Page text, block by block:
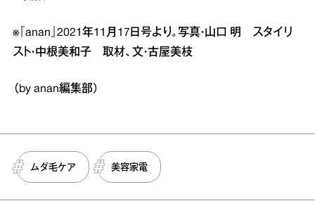
※『anan』2021年11月17日号より。写真・山口 明 スタイリ
スト・中根美和子 取材、文・古屋美枝
（by anan編集部）
ムダ毛ケア 美容家電